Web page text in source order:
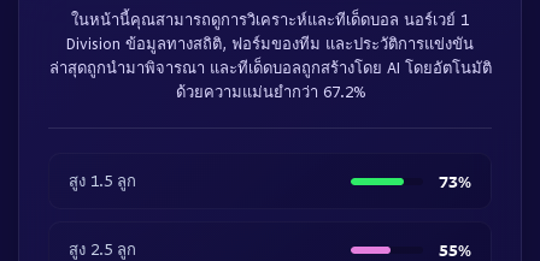
ในหน้านี้คุณสามารถดูการวิเคราะห์และทีเด็ดบอล นอร์เวย์ 1
Division ข้อมูลทางสถิติ, ฟอร์มของทีม และประวัติการแข่งขัน
ล่าสุดถูกนำมาพิจารณา และทีเด็ดบอลถูกสร้างโดย AI โดยอัตโนมัติ
ด้วยความแม่นยำกว่า 67.2%
สูง 1.5 ลูก 73%
สูง 2.5 ลูก 55%